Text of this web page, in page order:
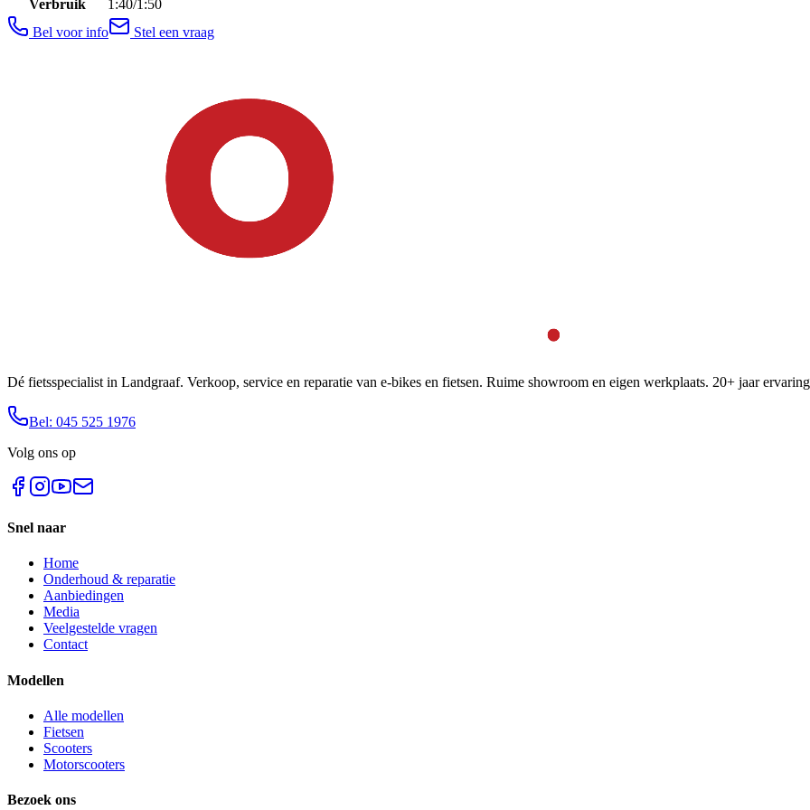
Verbruik
1:40/1:50
Bel voor info
Stel een vraag
Dé fietsspecialist in Landgraaf. Verkoop, service en reparatie van e-bikes en fietsen. Ruime showroom en eigen werkplaats. 20+ jaar
Bel: 045 525 1976
Volg ons op
Snel naar
Home
Onderhoud & reparatie
Aanbiedingen
Media
Veelgestelde vragen
Contact
Modellen
Alle modellen
Fietsen
Scooters
Motorscooters
Bezoek ons